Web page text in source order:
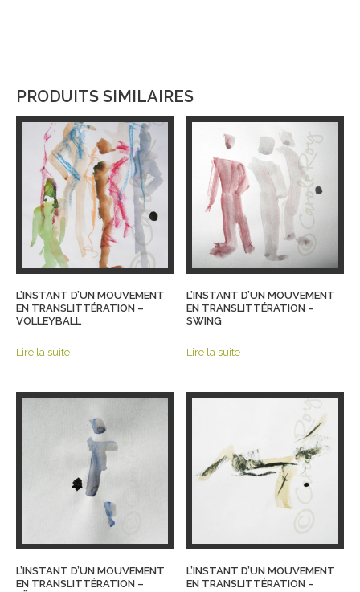
PRODUITS SIMILAIRES
L’INSTANT D’UN MOUVEMENT
EN TRANSLITTÉRATION –
VOLLEYBALL
Lire la suite
L’INSTANT D’UN MOUVEMENT
EN TRANSLITTÉRATION –
SWING
Lire la suite
L’INSTANT D’UN MOUVEMENT
EN TRANSLITTÉRATION –
L’INSTANT D’UN MOUVEMENT
EN TRANSLITTÉRATION –